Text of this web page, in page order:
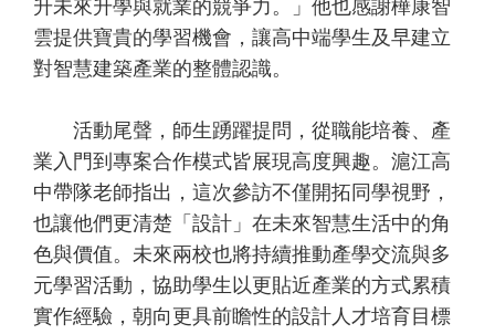
升未來升學與就業的競爭力。」他也感謝樺康智
雲提供寶貴的學習機會，讓高中端學生及早建立
對智慧建築產業的整體認識。
活動尾聲，師生踴躍提問，從職能培養、產
業入門到專案合作模式皆展現高度興趣。滬江高
中帶隊老師指出，這次參訪不僅開拓同學視野，
也讓他們更清楚「設計」在未來智慧生活中的角
色與價值。未來兩校也將持續推動產學交流與多
元學習活動，協助學生以更貼近產業的方式累積
實作經驗，朝向更具前瞻性的設計人才培育目標